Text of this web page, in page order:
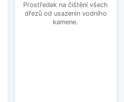
Prostředek na čištění všech
dřezů od usazenin vodního
kamene.